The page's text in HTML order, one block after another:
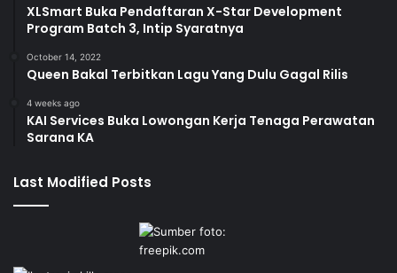
XLSmart Buka Pendaftaran X-Star Development
Program Batch 3, Intip Syaratnya
October 14, 2022
Queen Bakal Terbitkan Lagu Yang Dulu Gagal Rilis
4 weeks ago
KAI Services Buka Lowongan Kerja Tenaga Perawatan
Sarana KA
Last Modified Posts